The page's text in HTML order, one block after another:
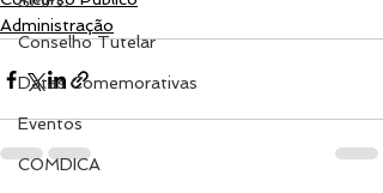
Conselho Tutelar
Datas Comemorativas
Eventos
COMDICA
Administração